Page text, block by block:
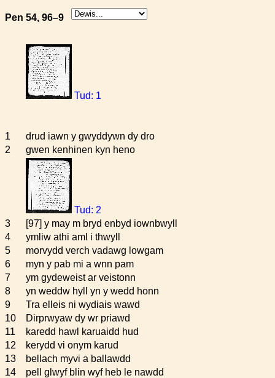
Pen 54, 96–9
Tud: 1
1
drud iawn y gwyddywn dy dro
2
gwen kenhinen kyn heno
Tud: 2
3
[97] y may m bryd enbyd iownbwyll
4
ymliw athi aml i thwyll
5
morvydd verch vadawg lowgam
6
myn y pab mi a wnn pam
7
ym gydeweist ar veistonn
8
yn weddw hyll yn y wedd honn
9
Tra elleis ni wydiais wawd
10
Dirprwyaw dy wr priawd
11
karedd hawl karuaidd hud
12
kerydd vi onym karud
13
bellach myvi a ballawdd
14
pell glwyf blin wyf heb le nawdd